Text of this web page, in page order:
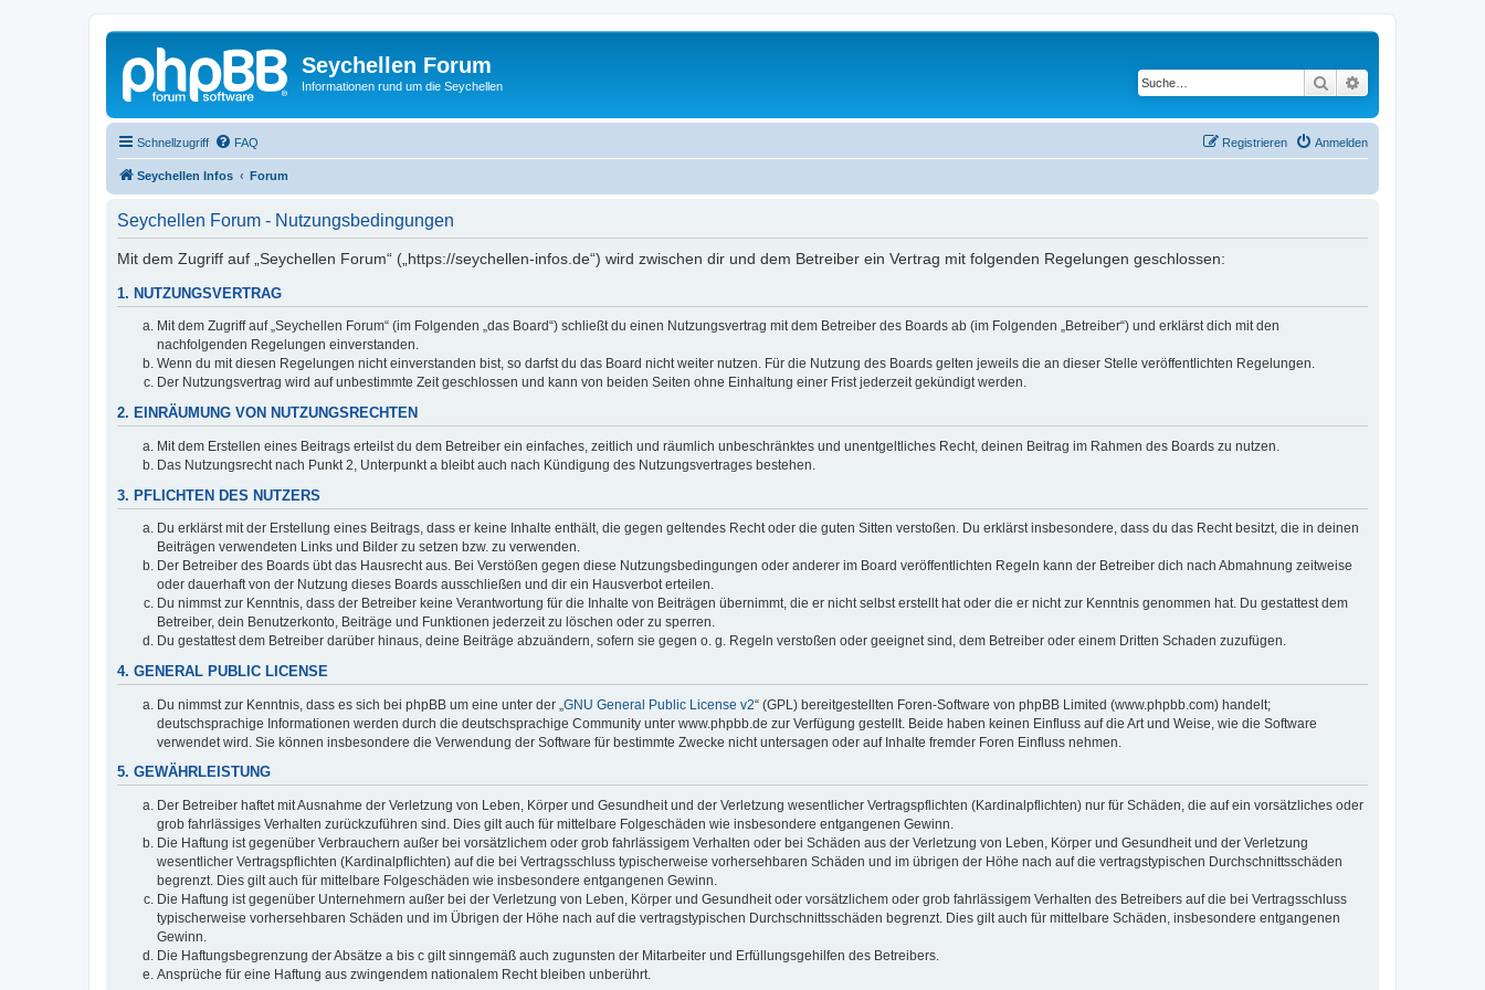
Seychellen Forum
Informationen rund um die Seychellen Suche
Schnellzugriff FAQ Anmelden
Registrieren
Seychellen Infos Forum
Seychellen Forum - Nutzungsbedingungen
Mit dem Zugriff auf „Seychellen Forum“ („https://seychellen-infos.de“) wird zwischen dir und dem Betreiber ein Vertrag mit folgenden Regelungen geschlossen:
1. NUTZUNGSVERTRAG
Mit dem Zugriff auf „Seychellen Forum“ (im Folgenden „das Board“) schließt du einen Nutzungsvertrag mit dem Betreiber des Boards ab (im Folgenden „Betreiber“) und erklärst dich mit den
nachfolgenden Regelungen einverstanden.
Wenn du mit diesen Regelungen nicht einverstanden bist, so darfst du das Board nicht weiter nutzen. Für die Nutzung des Boards gelten jeweils die an dieser Stelle veröffentlichten Regelungen.
Der Nutzungsvertrag wird auf unbestimmte Zeit geschlossen und kann von beiden Seiten ohne Einhaltung einer Frist jederzeit gekündigt werden.
2. EINRÄUMUNG VON NUTZUNGSRECHTEN
Mit dem Erstellen eines Beitrags erteilst du dem Betreiber ein einfaches, zeitlich und räumlich unbeschränktes und unentgeltliches Recht, deinen Beitrag im Rahmen des Boards zu nutzen.
Das Nutzungsrecht nach Punkt 2, Unterpunkt a bleibt auch nach Kündigung des Nutzungsvertrages bestehen.
3. PFLICHTEN DES NUTZERS
Du erklärst mit der Erstellung eines Beitrags, dass er keine Inhalte enthält, die gegen geltendes Recht oder die guten Sitten verstoßen. Du erklärst insbesondere, dass du das Recht besitzt, die in deinen
Beiträgen verwendeten Links und Bilder zu setzen bzw. zu verwenden.
Der Betreiber des Boards übt das Hausrecht aus. Bei Verstößen gegen diese Nutzungsbedingungen oder anderer im Board veröffentlichten Regeln kann der Betreiber dich nach Abmahnung zeitweise
oder dauerhaft von der Nutzung dieses Boards ausschließen und dir ein Hausverbot erteilen.
Du nimmst zur Kenntnis, dass der Betreiber keine Verantwortung für die Inhalte von Beiträgen übernimmt, die er nicht selbst erstellt hat oder die er nicht zur Kenntnis genommen hat. Du gestattest dem
Betreiber, dein Benutzerkonto, Beiträge und Funktionen jederzeit zu löschen oder zu sperren.
Du gestattest dem Betreiber darüber hinaus, deine Beiträge abzuändern, sofern sie gegen o. g. Regeln verstoßen oder geeignet sind, dem Betreiber oder einem Dritten Schaden zuzufügen.
4. GENERAL PUBLIC LICENSE
Du nimmst zur Kenntnis, dass es sich bei phpBB um eine unter der „ GNU General Public License v2“ (GPL) bereitgestellten Foren-Software von phpBB Limited (www.phpbb.com) handelt;
deutschsprachige Informationen werden durch die deutschsprachige Community unter www.phpbb.de zur Verfügung gestellt. Beide haben keinen Einfluss auf die Art und Weise, wie die Software
verwendet wird. Sie können insbesondere die Verwendung der Software für bestimmte Zwecke nicht untersagen oder auf Inhalte fremder Foren Einfluss nehmen.
5. GEWÄHRLEISTUNG
Der Betreiber haftet mit Ausnahme der Verletzung von Leben, Körper und Gesundheit und der Verletzung wesentlicher Vertragspflichten (Kardinalpflichten) nur für Schäden, die auf ein vorsätzliches oder
grob fahrlässiges Verhalten zurückzuführen sind. Dies gilt auch für mittelbare Folgeschäden wie insbesondere entgangenen Gewinn.
Die Haftung ist gegenüber Verbrauchern außer bei vorsätzlichem oder grob fahrlässigem Verhalten oder bei Schäden aus der Verletzung von Leben, Körper und Gesundheit und der Verletzung
wesentlicher Vertragspflichten (Kardinalpflichten) auf die bei Vertragsschluss typischerweise vorhersehbaren Schäden und im übrigen der Höhe nach auf die vertragstypischen Durchschnittsschäden
begrenzt. Dies gilt auch für mittelbare Folgeschäden wie insbesondere entgangenen Gewinn.
Die Haftung ist gegenüber Unternehmern außer bei der Verletzung von Leben, Körper und Gesundheit oder vorsätzlichem oder grob fahrlässigem Verhalten des Betreibers auf die bei Vertragsschluss
typischerweise vorhersehbaren Schäden und im Übrigen der Höhe nach auf die vertragstypischen Durchschnittsschäden begrenzt. Dies gilt auch für mittelbare Schäden, insbesondere entgangenen
Gewinn.
Die Haftungsbegrenzung der Absätze a bis c gilt sinngemäß auch zugunsten der Mitarbeiter und Erfüllungsgehilfen des Betreibers.
Ansprüche für eine Haftung aus zwingendem nationalem Recht bleiben unberührt.